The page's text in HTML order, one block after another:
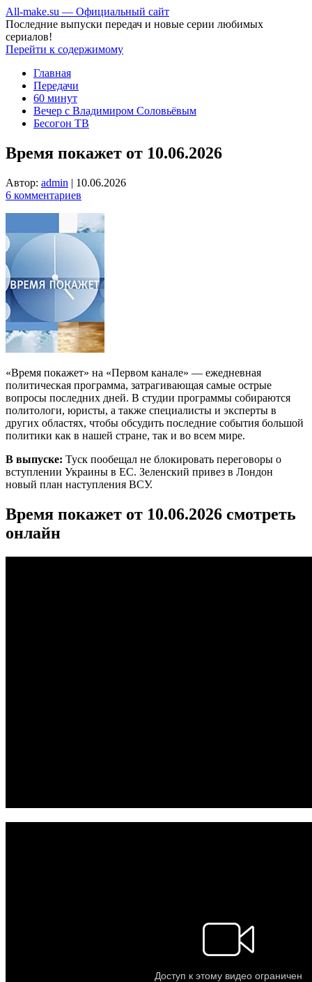
All-make.su — Официальный сайт
Последние выпуски передач и новые серии любимых
сериалов!
Перейти к содержимому
Главная
Передачи
60 минут
Вечер с Владимиром Соловьёвым
Бесогон ТВ
Время покажет от 10.06.2026
Автор: admin | 10.06.2026
6 комментариев
«Время покажет» на «Первом канале» — ежедневная
политическая программа, затрагивающая самые острые
вопросы последних дней. В студии программы собираются
политологи, юристы, а также специалисты и эксперты в
других областях, чтобы обсудить последние события большой
политики как в нашей стране, так и во всем мире.
В выпуске: Туск пообещал не блокировать переговоры о
вступлении Украины в ЕС. Зеленский привез в Лондон
новый план наступления ВСУ.
Время покажет от 10.06.2026 смотреть
онлайн